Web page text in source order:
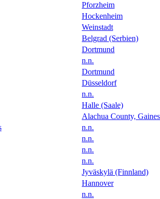
Pforzheim
Hockenheim
Weinstadt
Belgrad (Serbien)
Dortmund
n.n.
Dortmund
Düsseldorf
n.n.
Halle (Saale)
Alachua County,
n.n.
n.n.
n.n.
n.n.
Jyväskylä (Finnland)
Hannover
n.n.